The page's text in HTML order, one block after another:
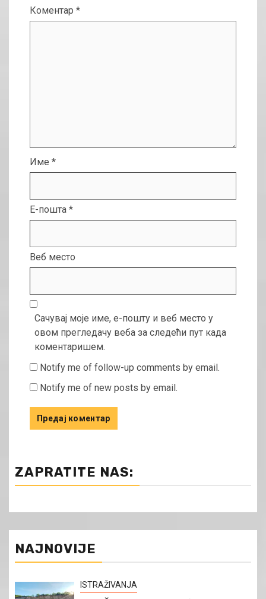
Коментар *
Име *
Е-пошта *
Веб место
Сачувај моје име, е-пошту и веб место у
овом прегледачу веба за следећи пут када
коментаришем.
Notify me of follow-up comments by email.
Notify me of new posts by email.
ZAPRATITE NAS:
NAJNOVIJE
ISTRAŽIVANJA